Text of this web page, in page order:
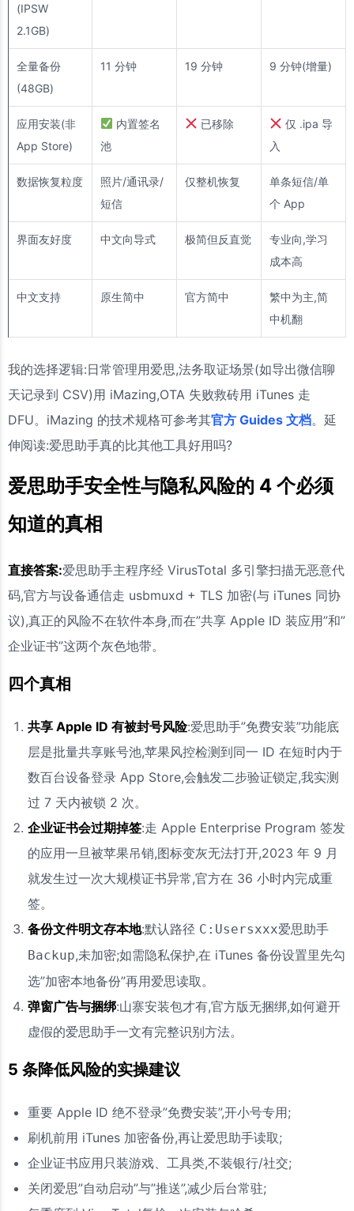
(IPSW
2.1GB)
全量备份
(48GB)
11 分钟 19 分钟 9 分钟(增量)
应用安装(非
App Store)
内置签名
池
已移除
仅 .ipa 导
入
数据恢复粒度
照片/通讯录/
短信
仅整机恢复
单条短信/单
个 App
界面友好度 中文向导式 极简但反直觉
专业向,学习
成本高
中文支持 原生简中 官方简中
繁中为主,简
中机翻
我的选择逻辑:日常管理用爱思,法务取证场景(如导出微信聊
天记录到 CSV)用 iMazing,OTA 失败救砖用 iTunes 走
DFU。iMazing 的技术规格可参考其官方 Guides 文档。延
伸阅读:爱思助手真的比其他工具好用吗?
爱思助手安全性与隐私风险的 4 个必须
知道的真相
直接答案:爱思助手主程序经 VirusTotal 多引擎扫描无恶意代
码,官方与设备通信走 usbmuxd + TLS 加密(与 iTunes 同协
议),真正的风险不在软件本身,而在”共享 Apple ID 装应用”和”
企业证书”这两个灰色地带。
四个真相
共享 Apple ID 有被封号风险:爱思助手”免费安装”功能底
层是批量共享账号池,苹果风控检测到同一 ID 在短时内于
数百台设备登录 App Store,会触发二步验证锁定,我实测
过 7 天内被锁 2 次。
企业证书会过期掉签:走 Apple Enterprise Program 签发
的应用一旦被苹果吊销,图标变灰无法打开,2023 年 9 月
就发生过一次大规模证书异常,官方在 36 小时内完成重
签。
备份文件明文存本地:默认路径 C:Usersxxx爱思助手
Backup,未加密;如需隐私保护,在 iTunes 备份设置里先勾
选”加密本地备份”再用爱思读取。
弹窗广告与捆绑:山寨安装包才有,官方版无捆绑,如何避开
虚假的爱思助手一文有完整识别方法。
5 条降低风险的实操建议
重要 Apple ID 绝不登录”免费安装”,开小号专用;
刷机前用 iTunes 加密备份,再让爱思助手读取;
企业证书应用只装游戏、工具类,不装银行/社交;
关闭爱思”自动启动”与”推送”,减少后台常驻;